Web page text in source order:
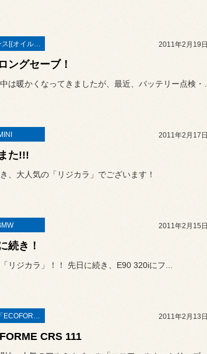
メンテナンス[(オイル・バッテリー・ＲＥＣＳなど) 2011年2月19日
ングセーブ！
2011年2月17日
た!!!
、大人気の「リジカラ」でございます！
2011年2月15日
続き！
リジカラ」！！ 先日に続き、E90 320iにフ...
ホイール 「ECOFORME」 2011年2月13日
CRS 111